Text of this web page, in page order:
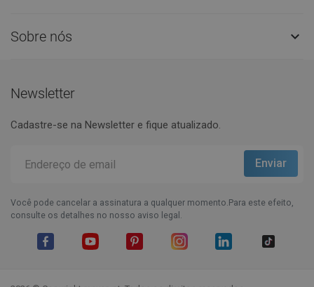
Sobre nós 
Newsletter
Cadastre-se na Newsletter e fique atualizado.
Você pode cancelar a assinatura a qualquer momento.Para este efeito,
consulte os detalhes no nosso aviso legal.